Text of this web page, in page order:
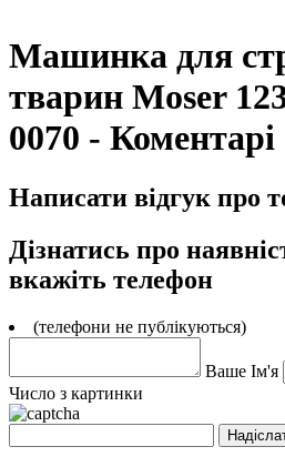
Машинка для
тварин Moser
0070 - Коментарі
Написати відгук про
Дізнатись про
вкажіть телефон
(телефони не публікуються)
Ваше Ім'я
Число з картинки